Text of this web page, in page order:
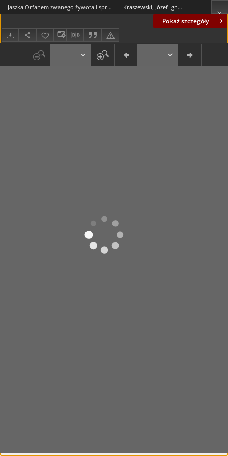
Pokaż szczegóły
Jaszka Orfanem zwanego żywota i spraw pamiętnik: (Jagiełłowie do Zygmunta) Kraszewski, Józef Ignacy (1812-1887)